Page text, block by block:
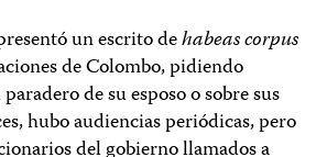
un escrito dehabeas corpus
de Colombo, pidiendo
de su esposo o sobre sus
hubo audiencias periódicas, pero